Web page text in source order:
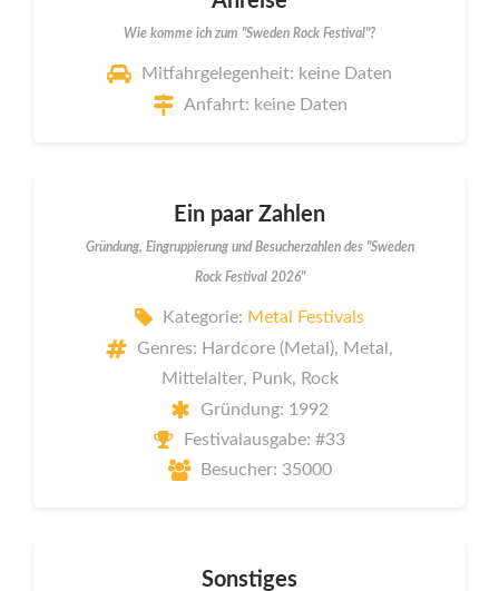
Wie komme ich zum "Sweden Rock Festival"?
Mitfahrgelegenheit: keine Daten
Anfahrt: keine Daten
Ein paar Zahlen
Gründung, Eingruppierung und Besucherzahlen des "Sweden
Rock Festival 2026"
Kategorie: Metal Festivals
Genres: Hardcore (Metal), Metal,
Mittelalter, Punk, Rock
Gründung: 1992
Festivalausgabe: #33
Besucher: 35000
Sonstiges